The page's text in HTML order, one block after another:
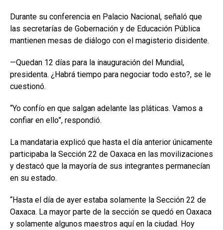
Durante su conferencia en Palacio Nacional, señaló que
las secretarías de Gobernación y de Educación Pública
mantienen mesas de diálogo con el magisterio disidente.
—Quedan 12 días para la inauguración del Mundial,
presidenta. ¿Habrá tiempo para negociar todo esto?, se le
cuestionó.
“Yo confío en que salgan adelante las pláticas. Vamos a
confiar en ello”, respondió.
La mandataria explicó que hasta el día anterior únicamente
participaba la Sección 22 de Oaxaca en las movilizaciones
y destacó que la mayoría de sus integrantes permanecían
en su estado.
“Hasta el día de ayer estaba solamente la Sección 22 de
Oaxaca. La mayor parte de la sección se quedó en Oaxaca
y solamente algunos maestros aquí en la ciudad. Hoy